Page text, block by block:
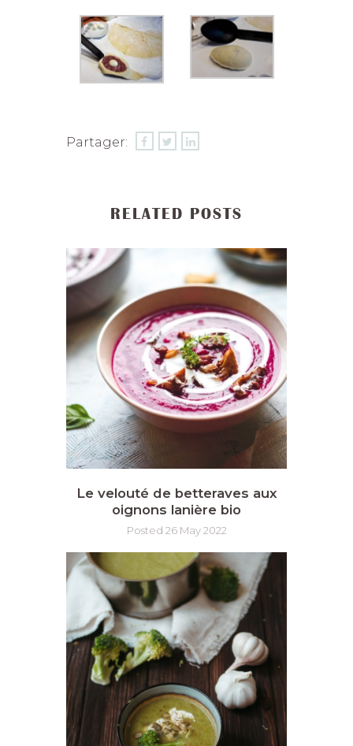
Partager:
RELATED POSTS
Le velouté de betteraves aux
oignons lanière bio
Posted 26 May 2022